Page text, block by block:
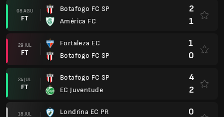
08 AGU
FT
Botafogo FC SP
América FC
2
1
29 JUL
FT
Fortaleza EC
Botafogo FC SP
1
0
24 JUL
FT
Botafogo FC SP
EC Juventude
4
2
18 JUL
Londrina EC PR
0